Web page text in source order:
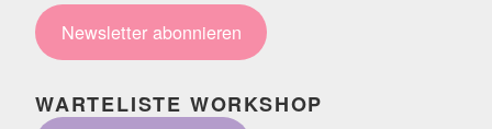
Newsletter abonnieren
WARTELISTE WORKSHOP